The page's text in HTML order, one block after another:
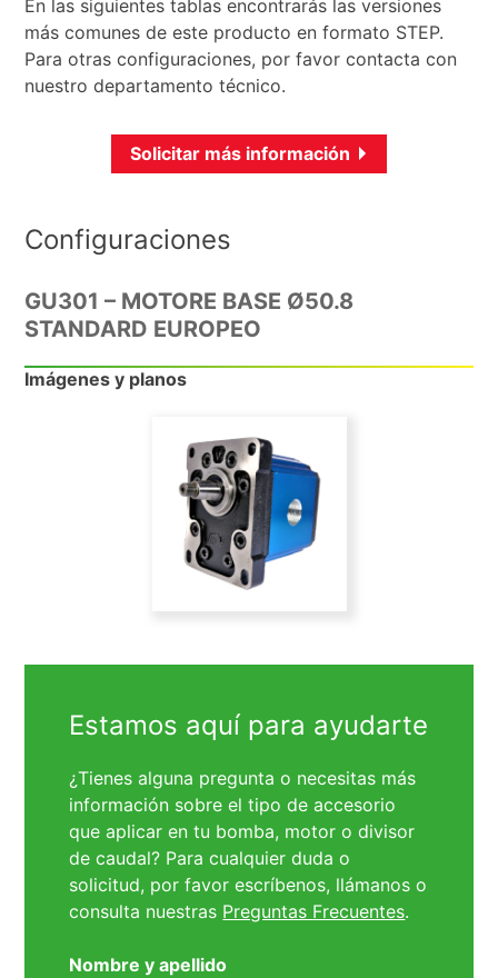
En las siguientes tablas encontrarás las versiones
más comunes de este producto en formato STEP.
Para otras configuraciones, por favor contacta con
nuestro departamento técnico.
Solicitar más información
Configuraciones
GU301 – MOTORE BASE Ø50.8
STANDARD EUROPEO
Imágenes y planos
Estamos aquí para ayudarte
¿Tienes alguna pregunta o necesitas más
información sobre el tipo de accesorio
que aplicar en tu bomba, motor o divisor
de caudal? Para cualquier duda o
solicitud, por favor escríbenos, llámanos o
consulta nuestras Preguntas Frecuentes.
Nombre y apellido